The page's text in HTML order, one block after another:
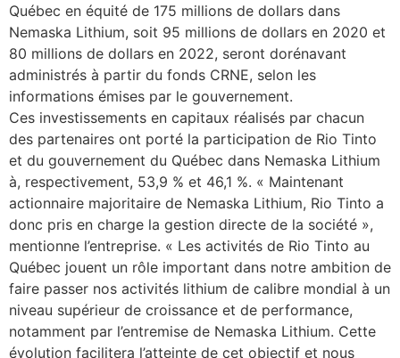
Québec en équité de 175 millions de dollars dans
Nemaska Lithium, soit 95 millions de dollars en 2020 et
80 millions de dollars en 2022, seront dorénavant
administrés à partir du fonds CRNE, selon les
informations émises par le gouvernement.
Ces investissements en capitaux réalisés par chacun
des partenaires ont porté la participation de Rio Tinto
et du gouvernement du Québec dans Nemaska Lithium
à, respectivement, 53,9 % et 46,1 %. « Maintenant
actionnaire majoritaire de Nemaska Lithium, Rio Tinto a
donc pris en charge la gestion directe de la société »,
mentionne l’entreprise. « Les activités de Rio Tinto au
Québec jouent un rôle important dans notre ambition de
faire passer nos activités lithium de calibre mondial à un
niveau supérieur de croissance et de performance,
notamment par l’entremise de Nemaska Lithium. Cette
évolution facilitera l’atteinte de cet objectif et nous